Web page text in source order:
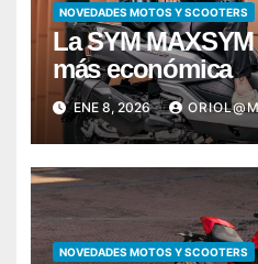
NOVEDADES MOTOS Y SCOOTERS
La SYM
más económica
ENE 8, 2026
NOVEDADES MOTOS Y SCOOTERS